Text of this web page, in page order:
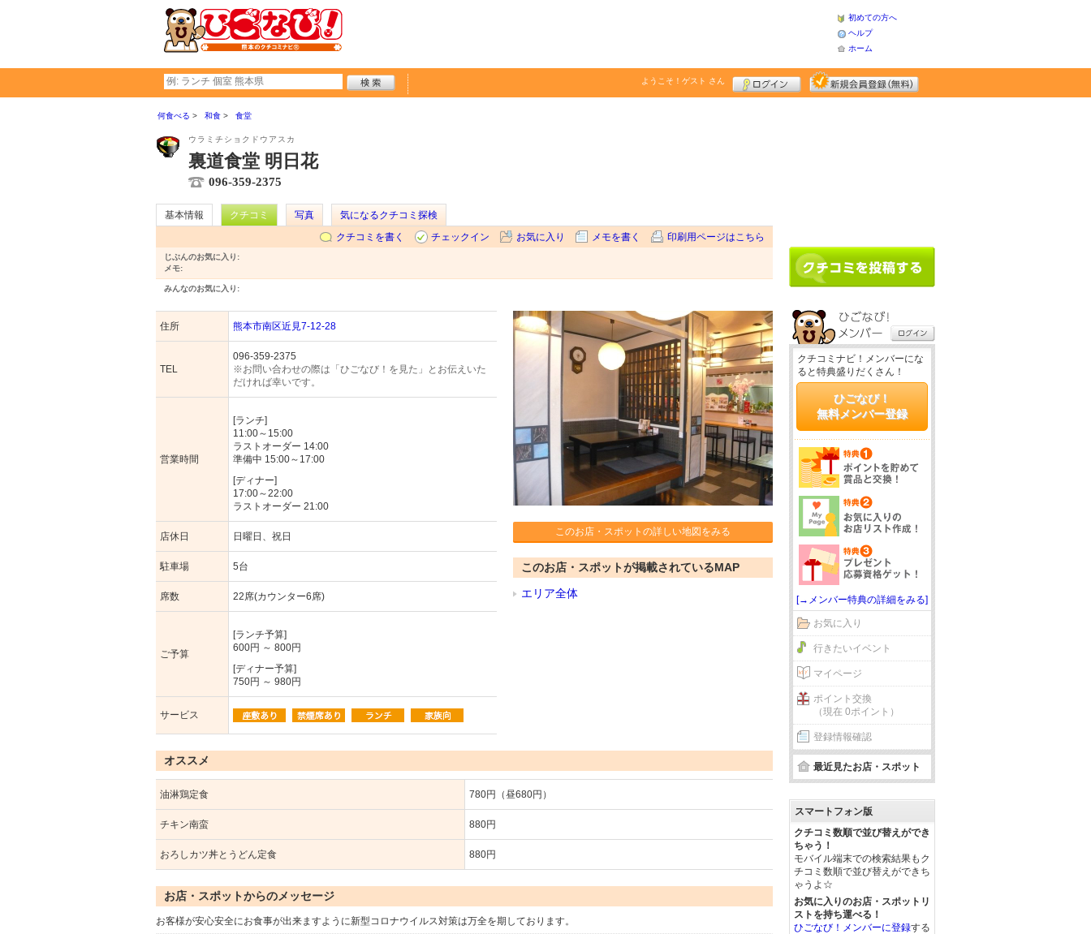
初めての方へ
ヘルプ
ホーム
ようこそ！ ゲスト さん
何食べる 和食 食堂
ウラミチショクドウアスカ
裏道食堂 明日花
096-359-2375
基本情報 クチコミ 写真
気になるクチコミ探検
クチコミを書く
チェックイン お気に入り メモを書く 印刷用ページはこちら
じぶんのお気に入り:
メモ:
みんなのお気に入り:
住所 熊本市南区近見7-12-28
TEL
096-359-2375
※お問い合わせの際は「ひごなび！を見た」とお伝えいた
だければ幸いです。
営業時間
[ランチ]
11:00～15:00
ラストオーダー 14:00
準備中 15:00～17:00
[ディナー]
17:00～22:00
ラストオーダー 21:00
店休日 日曜日、祝日
駐車場 5台
席数 22席(カウンター6席)
ご予算
[ランチ予算]
600円 ～ 800円
[ディナー予算]
750円 ～ 980円
サービス
このお店・スポットの詳しい地図をみる
このお店・スポットが掲載されているMAP
エリア全体
オススメ
油淋鶏定食 780円（昼680円）
チキン南蛮 880円
おろしカツ丼とうどん定食 880円
お店・スポットからのメッセージ
お客様が安心安全にお食事が出来ますように新型コロナウイルス対策は万全を期しております。
クチコミナビ！メンバーにな
ると特典盛りだくさん！
ひごなび！
無料メンバー登録
[→メンバー特典の詳細をみる]
お気に入り
行きたいイベント
マイページ
ポイント交換
（現在 0ポイント）
登録情報確認
最近見たお店・スポット
スマートフォン版
クチコミ数順で並び替えができ
ちゃう！
モバイル端末での検索結果もク
チコミ数順で並び替えができち
ゃうよ☆
お気に入りのお店・スポットリ
ストを持ち運べる！
ひごなび！メンバーに登録する